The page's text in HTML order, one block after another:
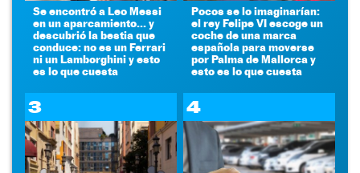
Se encontró a Leo Messi
en un aparcamiento... y
descubrió la bestia que
conduce: no es un Ferrari
ni un Lamborghini y esto
es lo que cuesta
Pocos se lo imaginarían:
el rey Felipe VI escoge un
coche de una marca
española para moverse
por Palma de Mallorca y
esto es lo que cuesta
3 4